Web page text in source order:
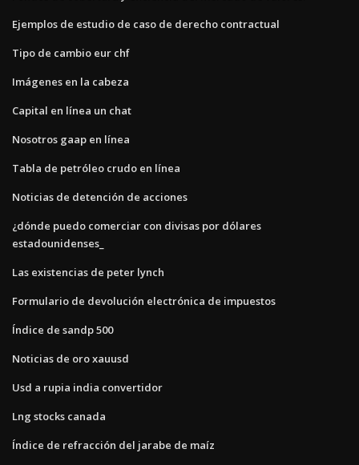
Ejemplos de estudio de caso de derecho contractual
Tipo de cambio eur chf
Imágenes en la cabeza
Capital en línea un chat
Nosotros gaap en línea
Tabla de petróleo crudo en línea
Noticias de detención de acciones
¿dónde puedo comerciar con divisas por dólares
estadounidenses_
Las existencias de peter lynch
Formulario de devolución electrónica de impuestos
Índice de sandp 500
Noticias de oro xauusd
Usd a rupia india convertidor
Lng stocks canada
Índice de refracción del jarabe de maíz